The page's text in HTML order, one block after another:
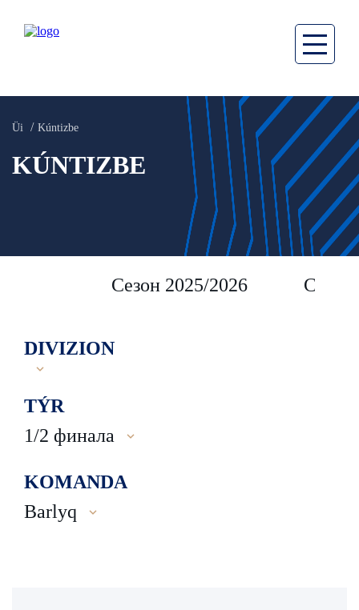
Üi Kúntizbe
KÚNTIZBE
Сезон 2025/2026 Сезон
DIVIZION
TÝR
1/2 финала
KOMANDA
Barlyq